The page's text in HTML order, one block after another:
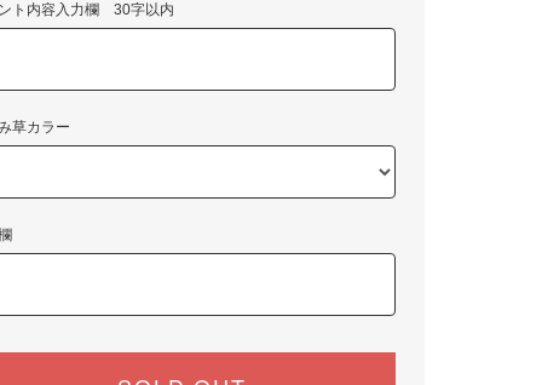
ト内容入力欄 30字以内
草カラー